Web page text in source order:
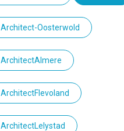
Architect-Oosterwold
ArchitectAlmere
ArchitectFlevoland
ArchitectLelystad